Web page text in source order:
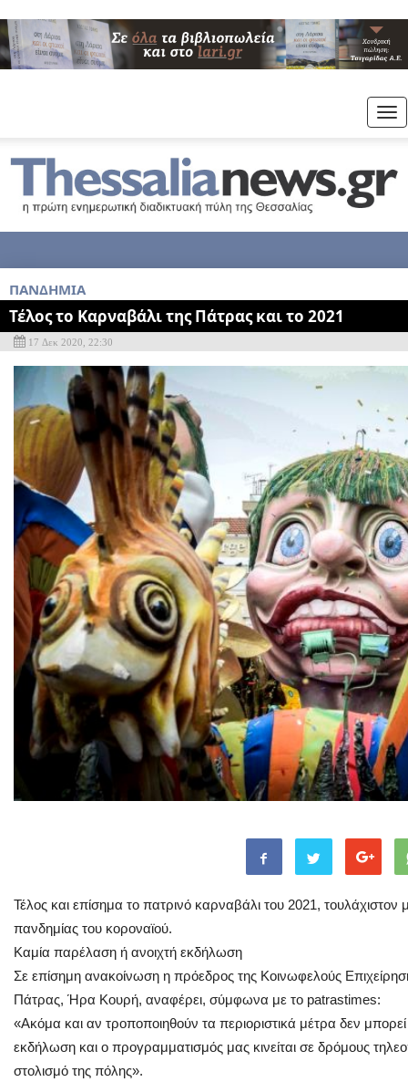
ΠΑΝΔΗΜΙΑ
Τέλος το Καρναβάλι της Πάτρας και το 2021
17 Δεκ 2020, 22:30
Τέλος και επίσημα το πατρινό καρναβάλι του 2021,
πανδημίας του κοροναϊού.
Καμία παρέλαση ή ανοιχτή εκδήλωση
Σε επίσημη ανακοίνωση η πρόεδρος της Κοινωφελούς
Πάτρας, Ήρα Κουρή, αναφέρει, σύμφωνα με το patrastimes:
«Ακόμα και αν τροποποιηθούν τα περιοριστικά μέτρα δεν
εκδήλωση και ο προγραμματισμός μας κινείται σε δρόμους
στολισμό της πόλης».